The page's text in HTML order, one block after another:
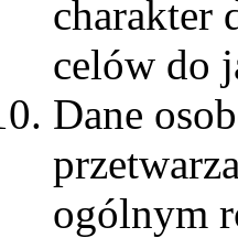
charakter
celów do
Dane
ogólnym